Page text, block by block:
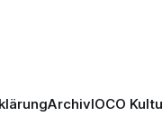
ArchivIOCO